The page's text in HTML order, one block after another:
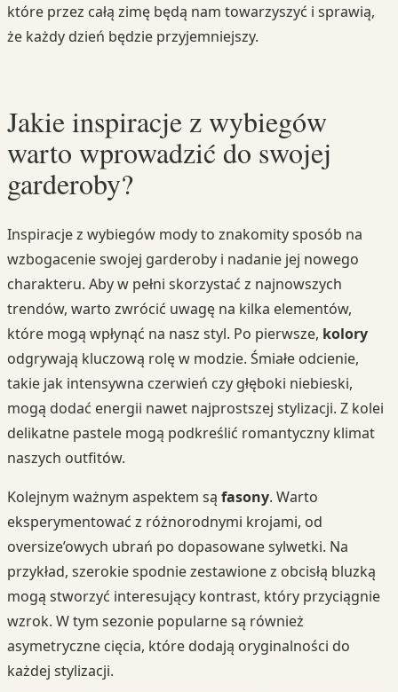
które przez całą zimę będą nam towarzyszyć i sprawią,
że każdy dzień będzie przyjemniejszy.
Jakie inspiracje z wybiegów
warto wprowadzić do swojej
garderoby?
Inspiracje z wybiegów mody to znakomity sposób na
wzbogacenie swojej garderoby i nadanie jej nowego
charakteru. Aby w pełni skorzystać z najnowszych
trendów, warto zwrócić uwagę na kilka elementów,
które mogą wpłynąć na nasz styl. Po pierwsze, kolory
odgrywają kluczową rolę w modzie. Śmiałe odcienie,
takie jak intensywna czerwień czy głęboki niebieski,
mogą dodać energii nawet najprostszej stylizacji. Z kolei
delikatne pastele mogą podkreślić romantyczny klimat
naszych outfitów.
Kolejnym ważnym aspektem są fasony. Warto
eksperymentować z różnorodnymi krojami, od
oversize’owych ubrań po dopasowane sylwetki. Na
przykład, szerokie spodnie zestawione z obcisłą bluzką
mogą stworzyć interesujący kontrast, który przyciągnie
wzrok. W tym sezonie popularne są również
asymetryczne cięcia, które dodają oryginalności do
każdej stylizacji.